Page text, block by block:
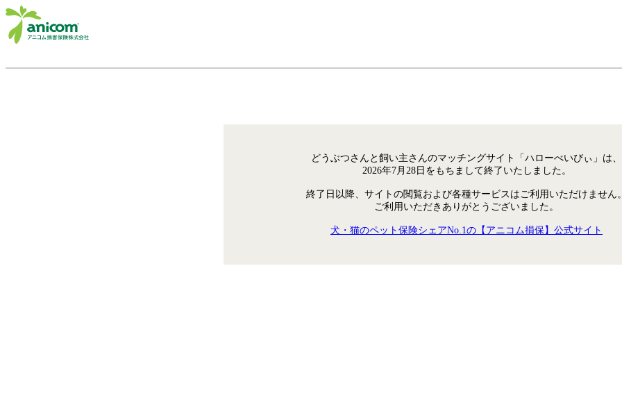
どうぶつさんと飼い主さんのマッチングサイト「ハローべいびぃ」は、
2026年7月28日をもちまして終了いたしました。
終了日以降、サイトの閲覧および各種サービスはご利用いただけません
ご利用いただきありがとうございました。
犬・猫のペット保険シェアNo.1の【アニコム損保】公式サイト